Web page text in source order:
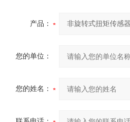
产品：
您的单位：
您的姓名：